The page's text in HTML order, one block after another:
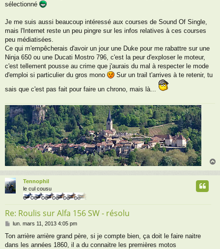
sélectionné
Je me suis aussi beaucoup intéressé aux courses de Sound Of Single,
mais l'Internet reste un peu pingre sur les infos relatives à ces courses
peu médiatisées.
Ce qui m'empêcherais d'avoir un jour une Duke pour me rabattre sur une
Ninja 650 ou une Ducati Mostro 796, c'est la peur d'exploser le moteur,
c'est tellement pousse au crime que j'aurais du mal à respecter le mode
d'emploi si particulier du gros mono
Sur un trail t'arrives à te retenir, tu
sais que c'est pas fait pour faire un chrono, mais là...
u
Tennophil
le cul cousu
Re: Roulis sur Alfa 156 SW - résolu
M
s
s
lun. mars 11, 2013 4:05 pm
Ton arrière arrière grand père, si je compte bien, ça doit le faire naitre
dans les années 1860, il a du connaitre les premières motos